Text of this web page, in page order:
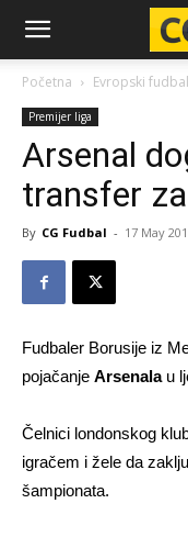
CG-
Fudbal
Početna Evropski fudbal
Premijer liga
Arsenal
transfer
By CG Fudbal - 17 May
Fudbaler Borusije iz
pojačanje Arsenalau
Čelnici londonskog
igračem i žele da
šampionata.